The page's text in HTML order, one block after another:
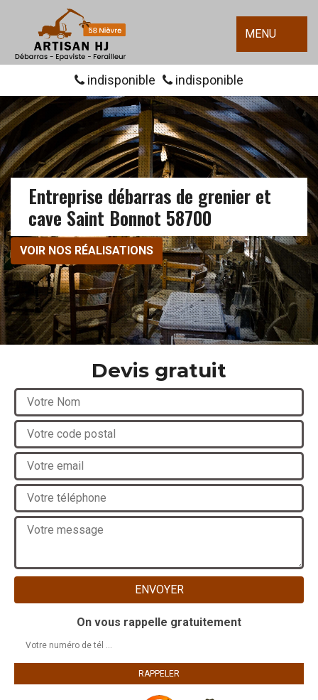
MENU
indisponible indisponible
Entreprise débarras de grenier et
cave Saint Bonnot 58700
VOIR NOS RÉALISATIONS
Devis gratuit
On vous rappelle gratuitement